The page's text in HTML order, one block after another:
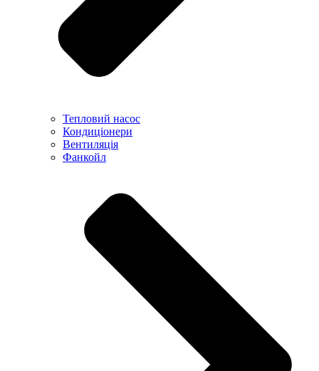
Тепловий насос
Кондиціонери
Вентиляція
Фанкойл